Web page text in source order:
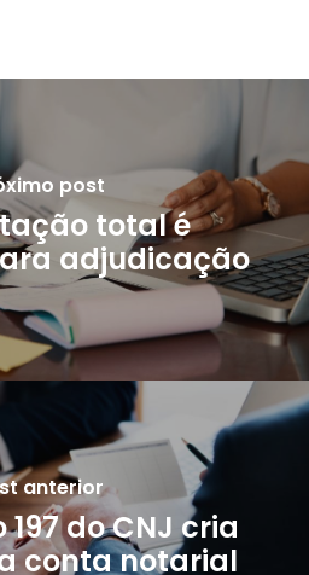
post
total é
adjudicação
anterior
do CNJ cria
conta notarial